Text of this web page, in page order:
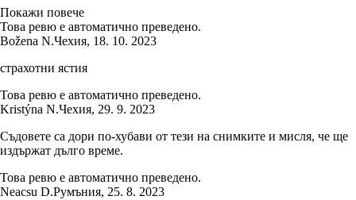
Покажи повече
Това ревю е автоматично преведено.
Božena N.Чехия, 18. 10. 2023
страхотни ястия
Това ревю е автоматично преведено.
Kristýna N.Чехия, 29. 9. 2023
Съдовете са дори по-хубави от тези на снимките и мисля, че ще
издържат дълго време.
Това ревю е автоматично преведено.
Neacsu D.Румъния, 25. 8. 2023